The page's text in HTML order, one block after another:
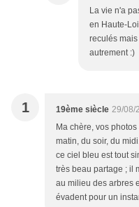
La vie n'a
en Haute-
reculés
autrement :)
1 19ème siècle 29/08/
Ma chère, vos
matin, du soir, du
ce ciel bleu est tout
très beau partage ; il
au milieu des arbres
évadent pour un